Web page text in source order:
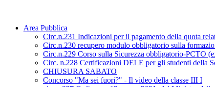
Area Pubblica
Circ.n.231 Indicazioni per il pagamento della quota
Circ.n.230 recupero modulo obbligatorio sulla
Circ.n.229 Corso sulla Sicurezza obbligatorio-PCTO
Circ. n.228 Certificazioni DELE per gli studenti della
CHIUSURA SABATO
Concorso "Ma sei fuori?" - Il video della classe III I